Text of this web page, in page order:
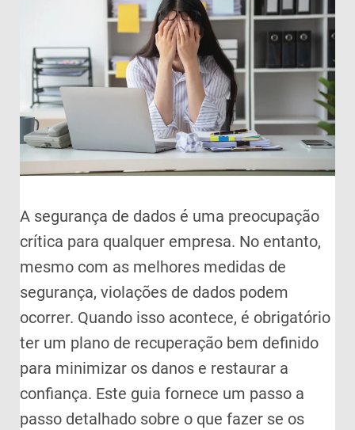
A segurança de dados é uma preocupação
crítica para qualquer empresa. No entanto,
mesmo com as melhores medidas de
segurança, violações de dados podem
ocorrer. Quando isso acontece, é obrigatório
ter um plano de recuperação bem definido
para minimizar os danos e restaurar a
confiança. Este guia fornece um passo a
passo detalhado sobre o que fazer se os